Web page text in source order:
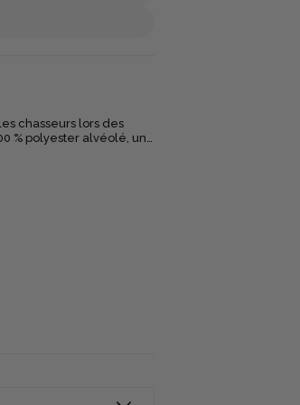
chasseurs lors des
% polyester alvéolé, un
rapide, idéal
tee-shirt est pensé